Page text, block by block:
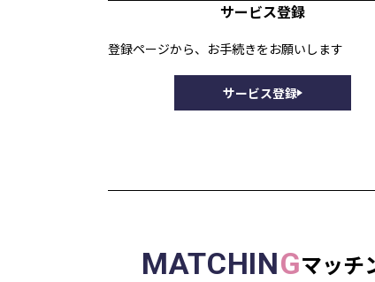
サービス登録
登録ページから、お手続きをお願いします
サービス登録
MATCHINGマッチ